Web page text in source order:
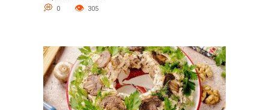
0 305